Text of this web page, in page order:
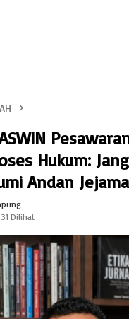
Hukum:
Andan Jejama
31 Dilihat